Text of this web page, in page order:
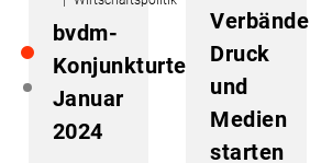
bvdm-
Konjunkturtelegramm
Januar
2024
Verbände
Druck
und
Medien
starten